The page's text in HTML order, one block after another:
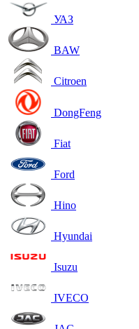
УАЗ
BAW
Citroen
DongFeng
Fiat
Ford
Hino
Hyundai
Isuzu
IVECO